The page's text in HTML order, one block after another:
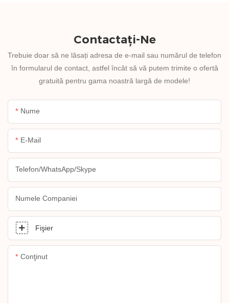
Contactați-Ne
Trebuie doar să ne lăsați adresa de e-mail sau numărul de telefon
în formularul de contact, astfel încât să vă putem trimite o ofertă
gratuită pentru gama noastră largă de modele!
Nume
E-Mail
Telefon/WhatsApp/Skype
Numele Companiei
Fişier
Conţinut